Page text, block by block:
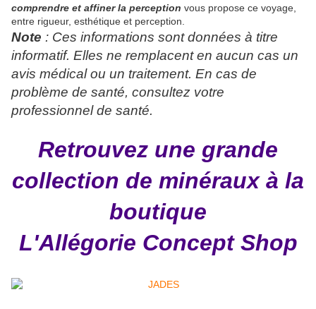
comprendre et affiner la perception vous propose ce voyage,
entre rigueur, esthétique et perception.
Note : Ces informations sont données à titre
informatif. Elles ne remplacent en aucun cas un
avis médical ou un traitement. En cas de
problème de santé, consultez votre
professionnel de santé.
Retrouvez une grande
collection de minéraux à la
boutique
L'Allégorie Concept Shop